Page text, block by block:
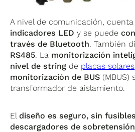
A nivel de comunicación,
indicadores LED y se puede
través de Bluetooth. También
RS485. La monitorización
nivel de string de placas solares
monitorización de BUS (MBUS)
transformador de aislamiento.
El diseño es seguro, sin fusibles
descargadores de